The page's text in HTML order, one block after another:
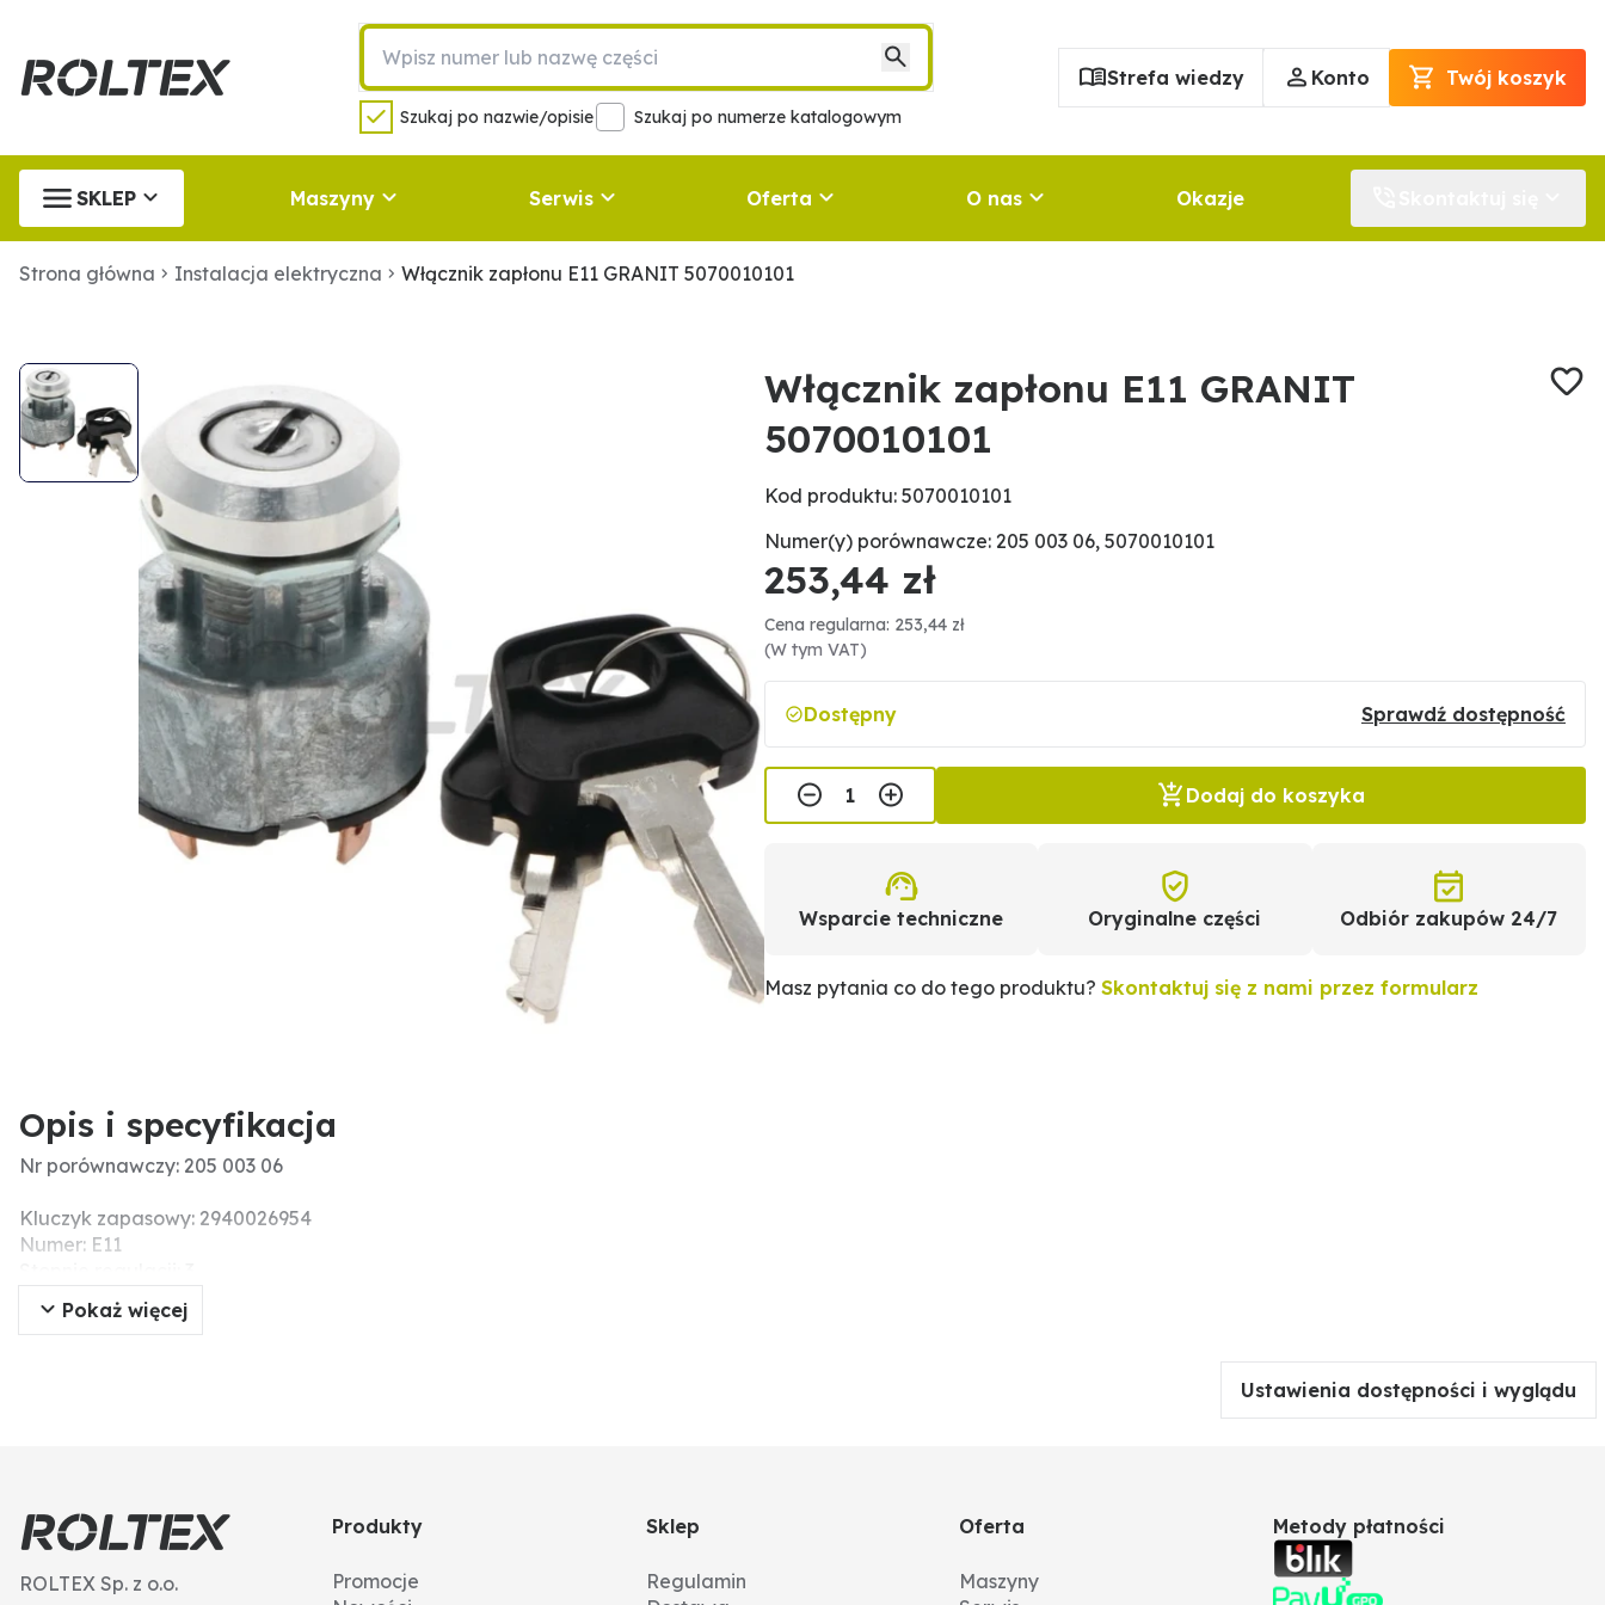
Szukaj po nazwie/opisie Szukaj po numerze katalogowym
Strefa wiedzy Konto Twój koszyk
SKLEP Maszyny Serwis Oferta O nas Okazje
Strona główna Instalacja elektryczna Włącznik zapłonu E11 GRANIT 5070010101
Włącznik zapłonu E11 GRANIT
5070010101
Kod produktu: 5070010101
Numer(y) porównawcze: 205 003 06, 5070010101
253,44 zł
Cena regularna: 253,44 zł
(W tym VAT)
Dostępny Sprawdź dostępność
Dodaj do koszyka
Wsparcie techniczne Oryginalne części Odbiór zakupów 24/7
Masz pytania co do tego produktu? Skontaktuj się z nami przez formularz
Opis i specyfikacja
Nr porównawczy: 205 003 06
Kluczyk zapasowy: 2940026954
Numer: E11
Ø montażowa (mm): 22
Długość całkowita (mm): 52
Pokaż więcej
Ustawienia dostępności i wyglądu
ROLTEX Sp. z o.o.
Produkty
Promocje
Sklep
Regulamin
Oferta
Maszyny
Metody płatności